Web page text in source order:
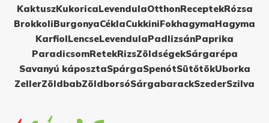
KaktuszKukoricaLevendulaOtthonReceptekRózsa
BrokkoliBurgonyaCéklaCukkiniFokhagymaHagyma
KarfiolLencseLevendulaPadlizsánPaprika
ParadicsomRetekRizsZöldségekSárgarépa
Savanyú káposztaSpárgaSpenótSütőtökUborka
ZellerZöldbabZöldborsóSárgabarackSzederSzilva